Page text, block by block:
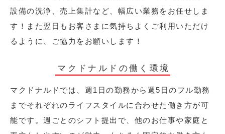
設備の洗浄、売上集計など、幅広い業務をお任せしま
す！また翌日もお客さまに気持ちよくご利用いただけ
るように、ご協力をお願いします！
マクドナルドの働く環境
マクドナルドでは、週1日の勤務から週5日のフル勤務
までそれぞれのライフスタイルに合わせた働き方が可
能です。週ごとのシフト提出で、他のお仕事や家庭と